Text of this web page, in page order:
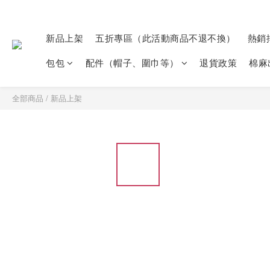
新品上架 五折專區（此活動商品不退不換）
熱銷
包包
配件（帽子、圍巾等） 退貨政策 棉麻
全部商品 / 新品上架